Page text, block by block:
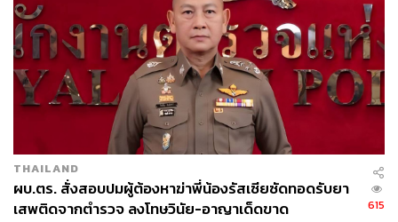
จอร์เจียวากล่าวว่า เหตุปัจจัยทั้งหมดที่กล่าวมาทำให้เกิด
ภาวะช็อกในราคาของสินค้าโภคภัณฑ์ทั้งหลาย โดยเฉพาะ
ราคาอาหาร ซึ่งเป็นสิ่งที่ทุกฝ่ายต้องให้ความใส่ใจ เพราะ
ราคาสินค้าโภคภัณฑ์อื่นๆ เช่น น้ำมัน มีโอกาสที่จะปรับตัว
ลดลงตามกลไกตลาด แต่ราคาอาหารมีแต่จะปรับขึ้น เพราะ
อาหารเป็นสิ่งที่คนต้องกินทุกวัน ซึ่งประเด็นด้านอาหารที่น่า
ห่วงมากที่สุดคือโอกาสในการเข้าถึงอาหารคุณภาพดี ราคา
ไม่แพง เริ่มมีน้อยลงเรื่อยๆ
THAILAND
ผบ.ตร. สั่งสอบปมผู้ต้องหาฆ่าพี่น้องรัสเซียซัดทอดรับยา
เสพติดจากตำรวจ ลงโทษวินัย-อาญาเด็ดขาด
615